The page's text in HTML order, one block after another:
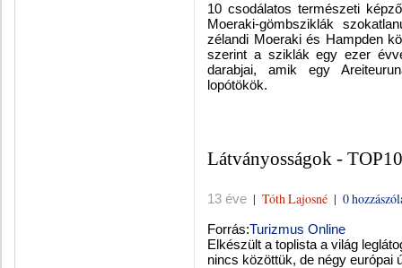
10 csodálatos természeti
Moeraki-gömbsziklák
zélandi Moeraki és Hampden
szerint a sziklák egy ezer
darabjai, amik egy
lopótökök.
Látványosságok - TOP10
13 éve | Tóth Lajosné | 0
Forrás:Turizmus Online
Elkészült a toplista a világ
nincs közöttük, de négy európai